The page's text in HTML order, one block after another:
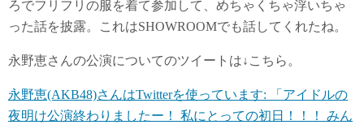
ろでフリフリの服を着て参加して、めちゃくちゃ浮いちゃ
った話を披露。これはSHOWROOMでも話してくれたね。
永野恵さんの公演についてのツイートは↓こちら。
永野恵(AKB48)さんはTwitterを使っています: 「アイドルの
夜明け公演終わりましたー！ 私にとっての初日！！！ みん